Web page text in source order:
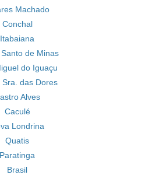
Machado
Conchal
Itabaiana
de Minas
do Iguaçu
Sra. das Dores
Alves
Caculé
Londrina
Quatis
Paratinga
Brasil